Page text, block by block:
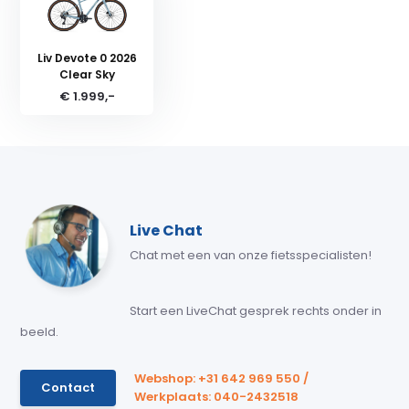
Liv Devote 0 2026
Clear Sky
€ 1.999,-
Live Chat
Chat met een van onze fietsspecialisten!
Start een LiveChat gesprek rechts onder in
beeld.
Contact
Webshop: +31 642 969 550 /
Werkplaats: 040-2432518